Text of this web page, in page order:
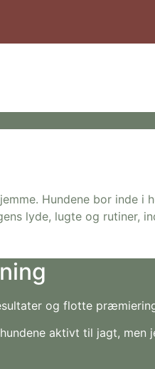
Hundene bor inde
lyde, lugte og rutiner,
og flotte
aktivt til jagt,